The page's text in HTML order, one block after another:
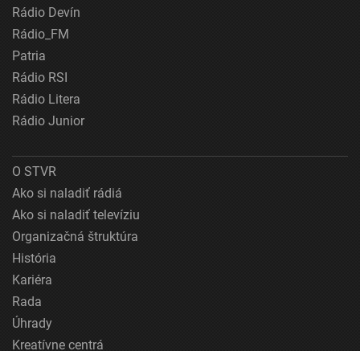
Rádio Devín
Rádio_FM
Patria
Rádio RSI
Rádio Litera
Rádio Junior
O STVR
Ako si naladiť rádiá
Ako si naladiť televíziu
Organizačná štruktúra
História
Kariéra
Rada
Úhrady
Kreatívne centrá